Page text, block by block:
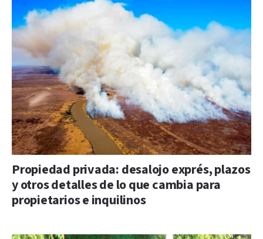
Propiedad privada: desalojo exprés, plazos
y otros detalles de lo que cambia para
propietarios e inquilinos